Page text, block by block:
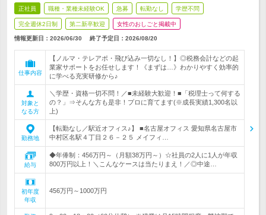
正社員 職種・業種未経験OK 急募 転勤なし 学歴不問
完全週休2日制 第二新卒歓迎 女性のおしごと掲載中
情報更新日：2026/06/30 終了予定日： 2026/08/20
仕事内容
【ノルマ・テレアポ・飛び込み一切なし！】◎税務会計などの起
業家サポートをお任せします！《まずは…》わかりやすく効率的
に学べる充実研修から♪
対象と
なる方
＼学歴・資格一切不問！／■未経験大歓迎！■「税理士って何する
の？」⇒そんな方も是非！プロに育てます(※成長実績1,300名以
上)
勤務地
【転勤なし／駅近オフィス♪】 ■名古屋オフィス 愛知県名古屋市
中村区名駅４丁目２６－２５ メイフィ…
給与
◆年俸制：456万円～（月額38万円～）☆社員の2人に1人が年収
800万円以上！＼こんなケースは当たりまえ！／◎中途…
初年度
年収
456万円～1000万円